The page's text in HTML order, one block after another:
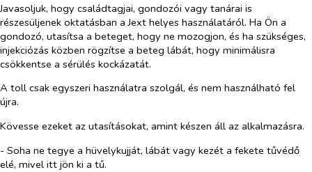
Javasoljuk, hogy családtagjai, gondozói vagy tanárai is
részesüljenek oktatásban a Jext helyes használatáról. Ha Ön a
gondozó, utasítsa a beteget, hogy ne mozogjon, és ha szükséges,
injekciózás közben rögzítse a beteg lábát, hogy minimálisra
csökkentse a sérülés kockázatát.
A toll csak egyszeri használatra szolgál, és nem használható fel
újra.
Kövesse ezeket az utasításokat, amint készen áll az alkalmazásra.
- Soha ne tegye a hüvelykujját, lábát vagy kezét a fekete tűvédő
elé, mivel itt jön ki a tű.